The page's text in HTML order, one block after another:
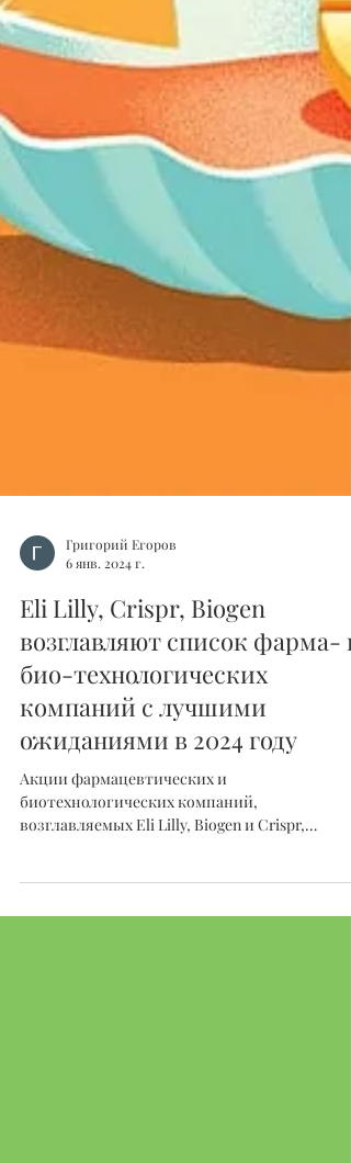
Григорий Егоров
6 янв. 2024 г.
Eli Lilly, Crispr, Biogen
возглавляют список фарма- и
био-технологических
компаний с лучшими
ожиданиями в 2024 году